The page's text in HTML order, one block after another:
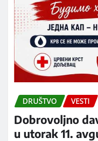
DRUŠTVO VESTI
Dobrovoljno
u utorak 11.